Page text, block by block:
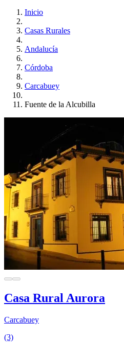
Inicio
Casas Rurales
Andalucía
Córdoba
Carcabuey
Fuente de la Alcubilla
Casa Rural Aurora
Carcabuey
(3)